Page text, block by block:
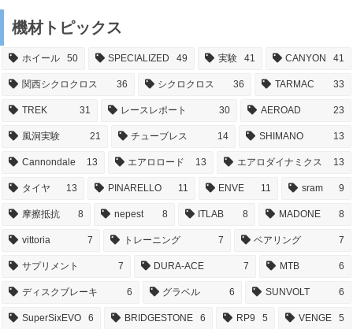
機材トピックス
ホイール 50 SPECIALIZED 49 実験 41 CANYON 41
関西シクロクロス 36 シクロクロス 36 TARMAC 33
TREK 31 レースレポート 30 AEROAD 23
風洞実験 21 チューブレス 14 SHIMANO 13
Cannondale 13 エアロロード 13 エアロダイナミクス 13
タイヤ 13 PINARELLO 11 ENVE 11 sram 9
摩擦抵抗 8 nepest 8 ITLAB 8 MADONE 8
vittoria 7 トレーニング 7 ベアリング 7
サプリメント 7 DURA-ACE 7 MTB 6
ディスクブレーキ 6 グラベル 6 SUNVOLT 6
SuperSixEVO 6 BRIDGESTONE 6 RP9 5 VENGE 5